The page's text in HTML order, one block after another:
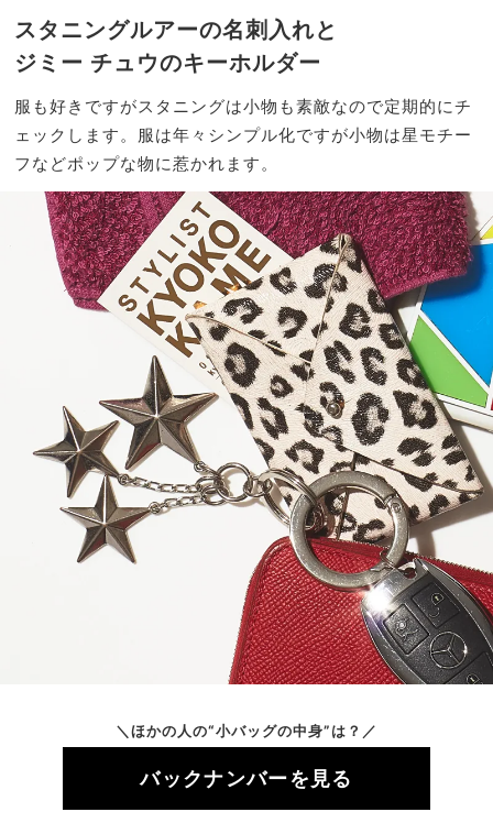
スタニングルアーの名刺入れと
ジミー チュウのキーホルダー
服も好きですがスタニングは小物も素敵なので定期的にチ
ェックします。服は年々シンプル化ですが小物は星モチー
フなどポップな物に惹かれます。
＼ほかの人の“小バッグの中身”は？／
バックナンバーを見る